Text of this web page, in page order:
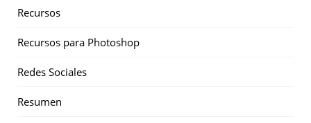
Recursos
Recursos para Photoshop
Redes Sociales
Resumen